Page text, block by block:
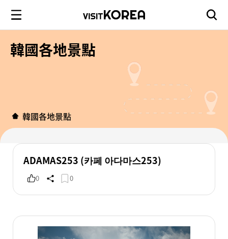
韓國各地景點
韓國各地景點
ADAMAS253 (카페 아다마스253)
0 0